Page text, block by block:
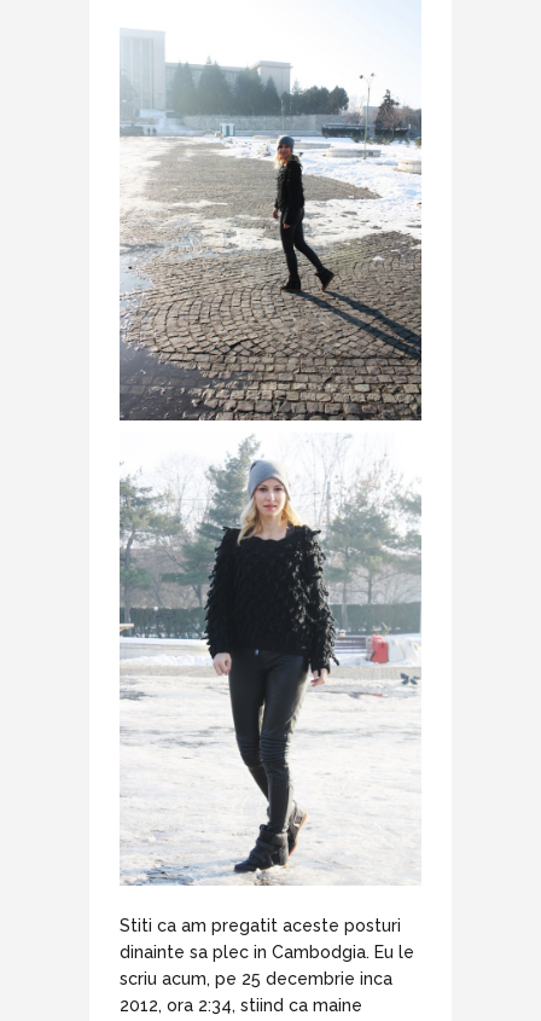
Stiti ca am pregatit aceste posturi
dinainte sa plec in Cambodgia. Eu le
scriu acum, pe 25 decembrie inca
2012, ora 2:34, stiind ca maine